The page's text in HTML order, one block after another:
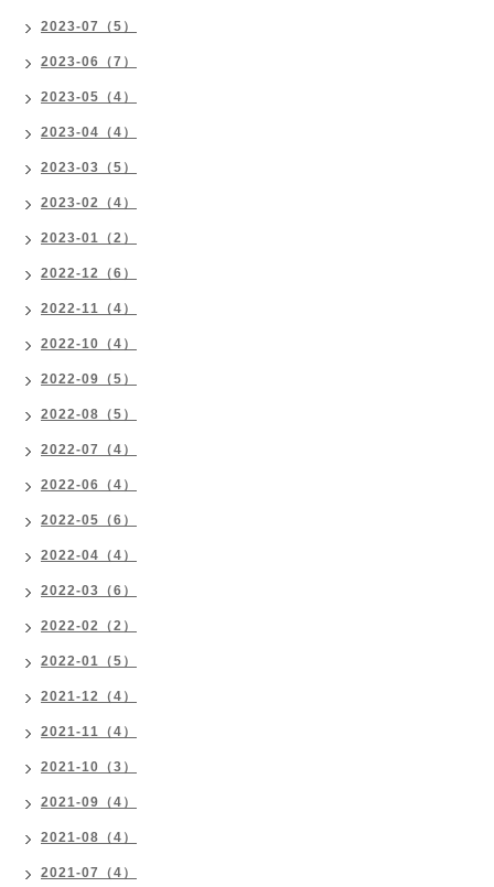
2023-07（5）
2023-06（7）
2023-05（4）
2023-04（4）
2023-03（5）
2023-02（4）
2023-01（2）
2022-12（6）
2022-11（4）
2022-10（4）
2022-09（5）
2022-08（5）
2022-07（4）
2022-06（4）
2022-05（6）
2022-04（4）
2022-03（6）
2022-02（2）
2022-01（5）
2021-12（4）
2021-11（4）
2021-10（3）
2021-09（4）
2021-08（4）
2021-07（4）